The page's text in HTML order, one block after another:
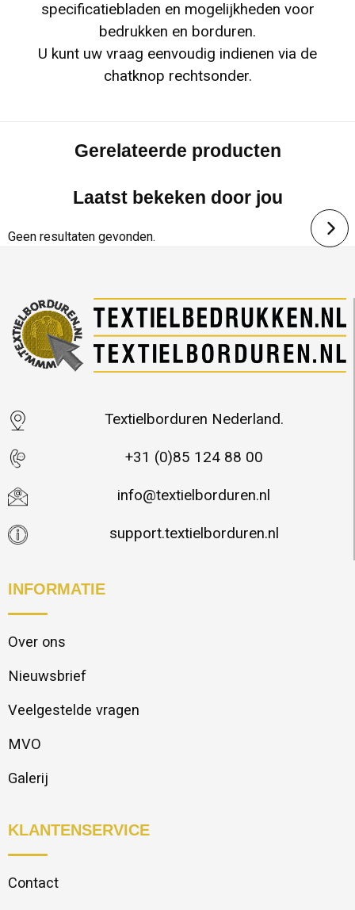
specificatiebladen en mogelijkheden voor
bedrukken en borduren.
U kunt uw vraag eenvoudig indienen via de
chatknop rechtsonder.
Gerelateerde producten
Laatst bekeken door jou
Geen resultaten gevonden.
Textielborduren Nederland.
+31 (0)85 124 88 00
info@textielborduren.nl
support.textielborduren.nl
INFORMATIE
Over ons
Nieuwsbrief
Veelgestelde vragen
MVO
Galerij
KLANTENSERVICE
Contact